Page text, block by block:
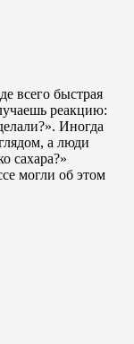
всего быстрая
реакцию:
Иногда
а люди
сахара?»
могли об этом